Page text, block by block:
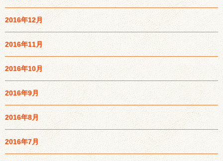
2016年12月
2016年11月
2016年10月
2016年9月
2016年8月
2016年7月